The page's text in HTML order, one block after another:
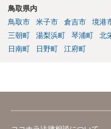
鳥取県内
鳥取市
米子市 倉吉市 境港
三朝町
湯梨浜町 琴浦町 北
日南町
日野町 江府町